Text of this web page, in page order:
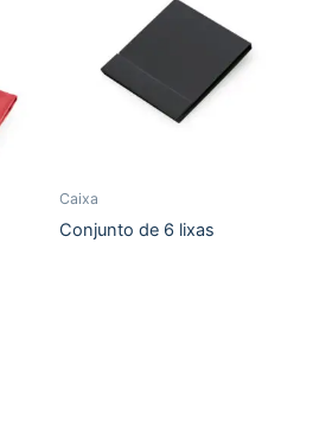
Caixa
Conjunto de 6 lixas